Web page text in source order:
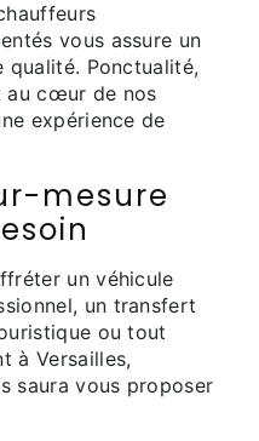
vous assure un
qualité. Ponctualité,
cœur de nos
expérience de
mesure
un véhicule
un transfert
ou tout
à Versailles,
saura vous proposer